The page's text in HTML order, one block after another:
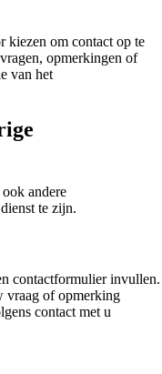
kiezen om contact op te
opmerkingen of
van het
andere
te zijn.
contactformulier invullen.
vraag of opmerking
contact met u